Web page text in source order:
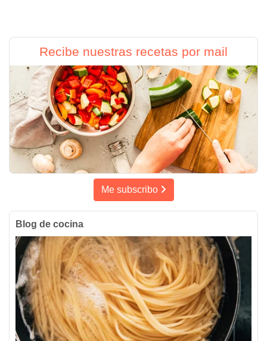
Recibe nuestras recetas por mail
Me subscribo
Blog de cocina